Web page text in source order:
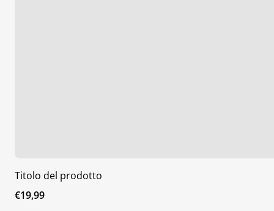
Titolo del prodotto
Prezzo
normale
€19,99